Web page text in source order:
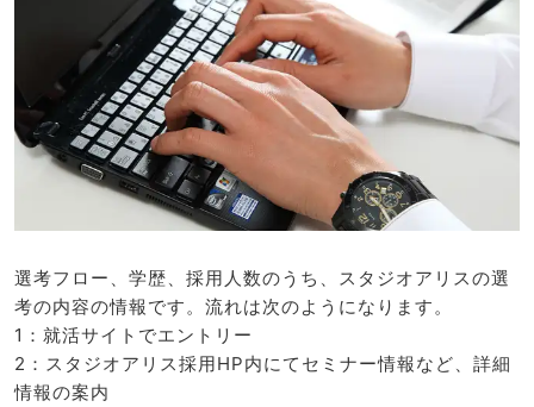
選考フロー、学歴、採用人数のうち、スタジオアリスの選
考の内容の情報です。流れは次のようになります。
1：就活サイトでエントリー
2：スタジオアリス採用HP内にてセミナー情報など、詳細
情報の案内